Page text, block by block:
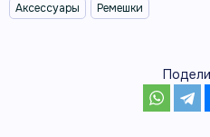
Аксессуары Ремешки